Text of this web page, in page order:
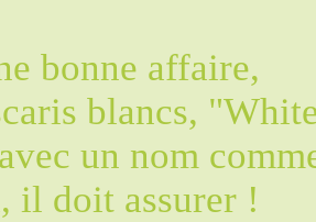
bonne affaire,
blancs,
un nom
il doit assurer !